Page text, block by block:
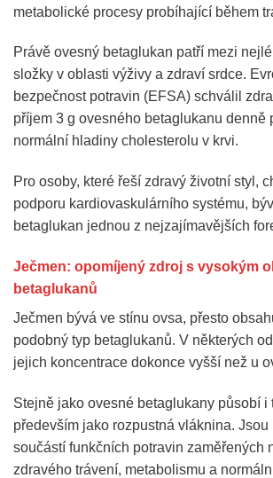
metabolické procesy probíhající během
Právě ovesný betaglukan patří mezi
složky v oblasti výživy a zdraví srdce.
bezpečnost potravin (EFSA) schválil
příjem 3 g ovesného betaglukanu denně
normální hladiny cholesterolu v krvi.
Pro osoby, které řeší zdravý životní styl,
podporu kardiovaskulárního systému,
betaglukan jednou z nejzajímavějších
Ječmen: opomíjený zdroj s vysokým
betaglukanů
Ječmen bývá ve stínu ovsa, přesto
podobný typ betaglukanů. V některých
jejich koncentrace dokonce vyšší než u
Stejně jako ovesné betaglukany působí i
především jako rozpustná vláknina. Jsou
součástí funkčních potravin zaměřených
zdravého trávení, metabolismu a